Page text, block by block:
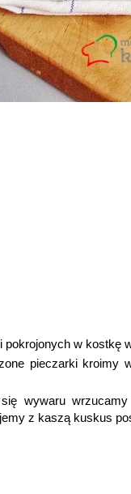
pokrojonych w kostkę
pieczarki kroimy
wywaru
z kaszą kuskus